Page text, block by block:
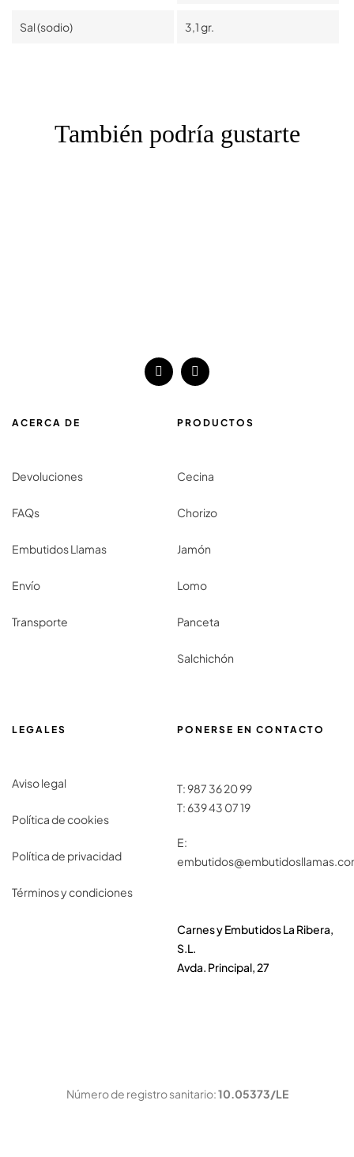
Sal (sodio) 3,1 gr.
También podría gustarte
ACERCA DE
Devoluciones
FAQs
Embutidos Llamas
Envío
Transporte
PRODUCTOS
Cecina
Chorizo
Jamón
Lomo
Panceta
Salchichón
LEGALES
Aviso legal
Política de cookies
Política de privacidad
Términos y condiciones
PONERSE EN CONTACTO
T:987 36 20 99
T: 639 43 07 19
E:
Carnes y Embutidos La Ribera,
S.L.
Avda. Principal, 27
Número de registro sanitario:10.05373/LE